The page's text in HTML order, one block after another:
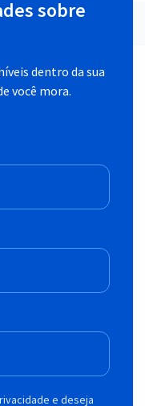
sobre
dentro da sua
você mora.
e deseja